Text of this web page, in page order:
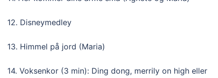
12. Disneymedley
13. Himmel på jord (Maria)
14. Voksenkor (3 min): Ding dong, merrily on high eller